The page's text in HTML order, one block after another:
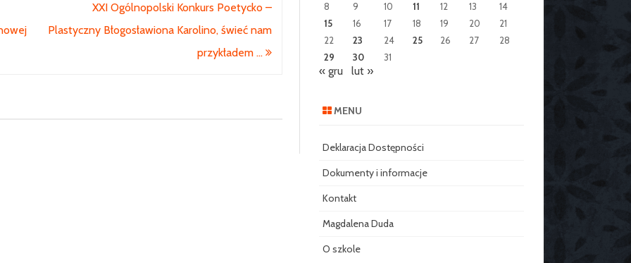
XXI Ogólnopolski Konkurs Poetycko –
Plastyczny Błogosławiona Karolino, świeć nam
przykładem …
8
9 10 11 12 13
14
15
16 17 18 19 20
21
22
23 24 25 26 27
28
29
30 31
« gru lut »
MENU
Deklaracja Dostępności
Dokumenty i informacje
Kontakt
Magdalena Duda
O szkole